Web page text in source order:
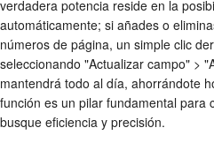
verdadera potencia reside en la
automáticamente; si añades o
números de página, un simple clic
seleccionando "Actualizar campo" >
mantendrá todo al día, ahorrándote
función es un pilar fundamental para
busque eficiencia y precisión.